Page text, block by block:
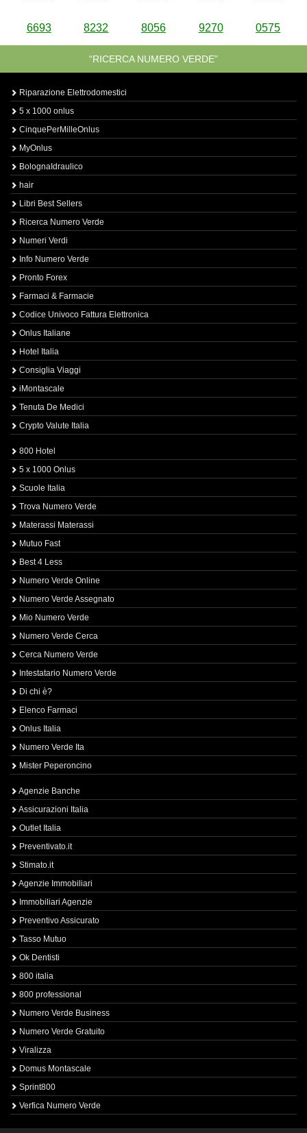
6693 8232 8056 9270 0575
“RICERCA NUMERO VERDE”
Riparazione Elettrodomestici
5 x 1000 onlus
CinquePerMilleOnlus
MyOnlus
BolognaIdraulico
hair
Libri Best Sellers
Ricerca Numero Verde
Numeri Verdi
Info Numero Verde
Pronto Forex
Farmaci & Farmacie
Codice Univoco Fattura Elettronica
Onlus Italiane
Hotel Italia
Consiglia Viaggi
iMontascale
Tenuta De Medici
Crypto Valute Italia
800 Hotel
5 x 1000 Onlus
Scuole Italia
Trova Numero Verde
Materassi Materassi
Mutuo Fast
Best 4 Less
Numero Verde Online
Numero Verde Assegnato
Mio Numero Verde
Numero Verde Cerca
Cerca Numero Verde
Intestatario Numero Verde
Di chi è?
Elenco Farmaci
Onlus Italia
Numero Verde Ita
Mister Peperoncino
Agenzie Banche
Assicurazioni Italia
Outlet Italia
Preventivato.it
Stimato.it
Agenzie Immobiliari
Immobiliari Agenzie
Preventivo Assicurato
Tasso Mutuo
Ok Dentisti
800 italia
800 professional
Numero Verde Business
Numero Verde Gratuito
Viralizza
Domus Montascale
Sprint800
Verfica Numero Verde